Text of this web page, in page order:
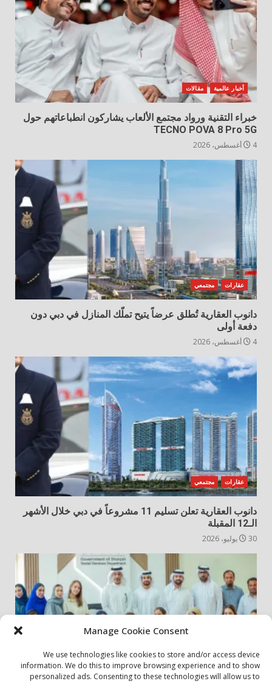
Manage Cookie Consent
We use technologies like cookies to store and/or access device
information. We do this to improve browsing experience and to show
personalized ads. Consenting to these technologies will allow us to
أخبار عالمية مقالات
خبراء التقنية ورواد مجتمع الألعاب يشاركون انطباعاتهم حول
TECNO POVA 8 Pro 5G
4 أغسطس، 2026
عقارات مجتمعي
دانوب العقارية تُطلق عرضاً يتيح تملّك المنازل في دبي دون
دفعة أولى
4 أغسطس، 2026
عقارات مجتمعي
دانوب العقارية تعلن تسليم 11 مشروعاً في دبي خلال الأشهر
الـ12 المقبلة
30 يوليو، 2026
أخبار المجتمع مجتمعي